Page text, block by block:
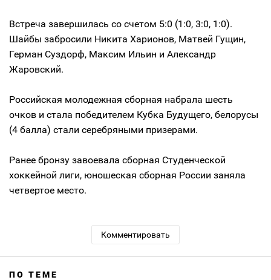
Встреча завершилась со счетом 5:0 (1:0, 3:0, 1:0).
Шайбы забросили Никита Харионов, Матвей Гущин,
Герман Суздорф, Максим Ильин и Александр
Жаровский.
Российская молодежная сборная набрала шесть
очков и стала победителем Кубка Будущего, белорусы
(4 балла) стали серебряными призерами.
Ранее бронзу завоевала сборная Студенческой
хоккейной лиги, юношеская сборная России заняла
четвертое место.
Комментировать
ПО ТЕМЕ